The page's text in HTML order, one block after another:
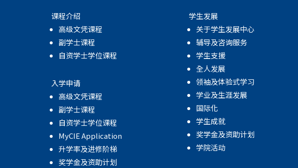
课程介绍
高级文凭课程
副学士课程
自资学士学位课程
入学申请
高级文凭课程
副学士课程
自资学士学位课程
MyCIE Application
升学率及进修阶梯
奖学金及资助计划
学生发展
关于学生发展中心
辅导及咨询服务
学生支援
全人发展
领袖及体验式学习
学业及生涯发展
国际化
学生成就
奖学金及资助计划
学院活动